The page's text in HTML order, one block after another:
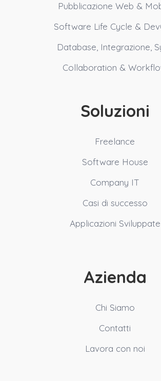
Pubblicazione Web &
Software Life Cycle &
Database, Integrazione,
Collaboration &
Soluzioni
Freelance
Software House
Company IT
Casi di successo
Applicazioni Sviluppate
Azienda
Chi Siamo
Contatti
Lavora con noi